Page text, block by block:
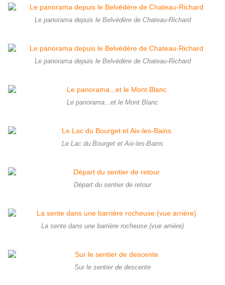
Le panorama depuis le Belvédère de Chateau-Richard
Le panorama depuis le Belvédère de Chateau-Richard
Le panorama...et le Mont Blanc
Le Lac du Bourget et Aix-les-Bains
Départ du sentier de retour
La sente dans une barrière rocheuse (vue arrière)
Sur le sentier de descente